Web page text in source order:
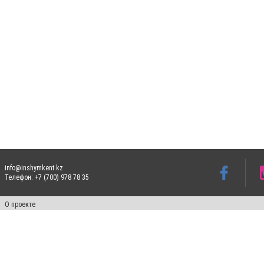
info@inshymkent.kz
Телефон: +7 (700) 978 78 35
О проекте